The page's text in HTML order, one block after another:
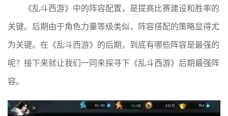
《乱斗西游》中的阵容配置，是提高比赛建设和胜率的
关键。后期由于角色力量等级类似，阵容搭配的策略显得尤
为关键。在《乱斗西游》的后期，到底有哪些阵容是最强的
呢？接下来就让我们一同来探寻下《乱斗西游》后期最强阵
容。